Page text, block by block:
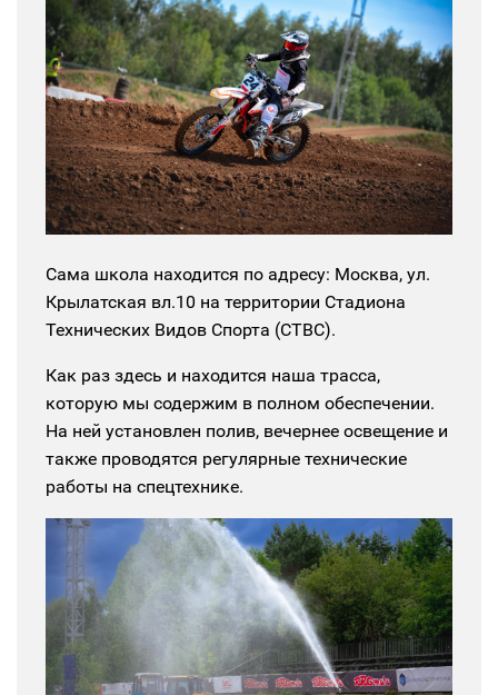
Сама школа находится по адресу: Москва, ул.
Крылатская вл.10 на территории Стадиона
Технических Видов Спорта (СТВС).
Как раз здесь и находится наша трасса,
которую мы содержим в полном обеспечении.
На ней установлен полив, вечернее освещение и
также проводятся регулярные технические
работы на спецтехнике.